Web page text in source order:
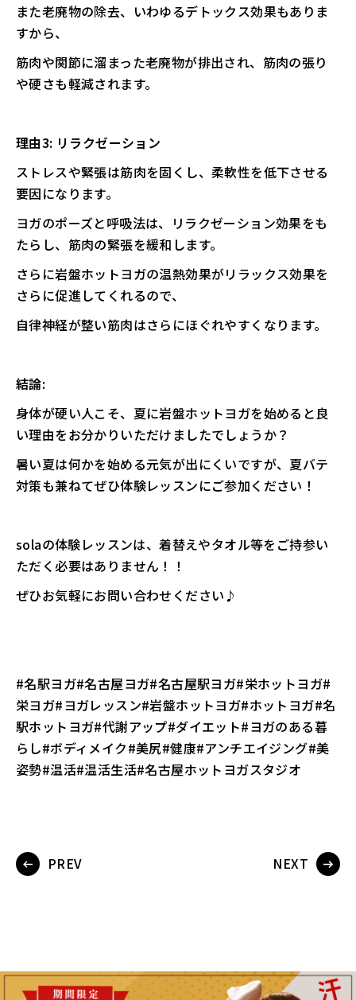
また老廃物の除去、いわゆるデトックス効果もありま
すから、
筋肉や関節に溜まった老廃物が排出され、筋肉の張り
や硬さも軽減されます。
理由3: リラクゼーション
ストレスや緊張は筋肉を固くし、柔軟性を低下させる
要因になります。
ヨガのポーズと呼吸法は、リラクゼーション効果をも
たらし、筋肉の緊張を緩和します。
さらに岩盤ホットヨガの温熱効果がリラックス効果を
さらに促進してくれるので、
自律神経が整い筋肉はさらにほぐれやすくなります。
結論:
身体が硬い人こそ、夏に岩盤ホットヨガを始めると良
い理由をお分かりいただけましたでしょうか？
暑い夏は何かを始める元気が出にくいですが、夏バテ
対策も兼ねてぜひ体験レッスンにご参加ください！
solaの体験レッスンは、着替えやタオル等をご持参い
ただく必要はありません！！
ぜひお気軽にお問い合わせください♪
#名駅ヨガ#名古屋ヨガ#名古屋駅ヨガ#栄ホットヨガ#
栄ヨガ#ヨガレッスン#岩盤ホットヨガ#ホットヨガ#名
駅ホットヨガ#代謝アップ#ダイエット#ヨガのある暮
らし#ボディメイク#美尻#健康#アンチエイジング#美
姿勢#温活#温活生活#名古屋ホットヨガスタジオ
PREV NEXT